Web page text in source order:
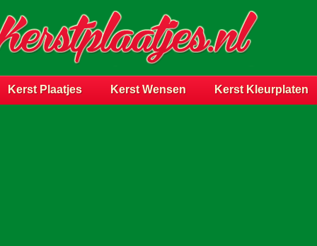
Kerst Plaatjes Kerst Wensen Kerst Kleurplaten